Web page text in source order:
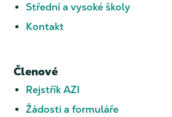
Střední a vysoké školy
Kontakt
Členové
Rejstřík AZI
Žádosti a formuláře